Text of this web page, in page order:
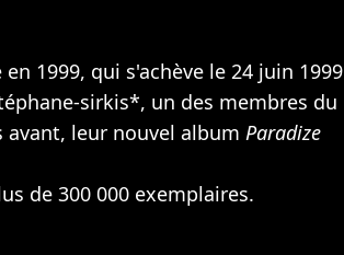
1999, qui s'achève le 24 juin 1999
sirkis*, un des membres du
avant, leur nouvel album Paradize
de 300 000 exemplaires.